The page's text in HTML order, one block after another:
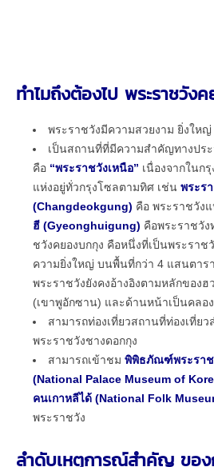
ทำไมถึงต้องไป พระราชวัง
พระราชวังมีความสวยงาม ยิ่งให
เป็นสถานที่ที่มีความสำคัญทางปร
คือ “พระราชวังเหนือ” เนื่องจากในก
แห่งอยู่ทั่วกรุงโซลตามทิศ เช่น พระร
(Changdeokgung) คือ พระราชวัง
ฮี (Gyeonghuigung) คือพระราชวั
ชวังคยองบกกุง คือหนึ่งที่เป็นพระราช
ความยิ่งใหญ่ บนพื้นที่กว่า 4 แสนตาร
พระราชวังยังคงอ้างอิงตามหลักของฮ
(เขาพูอักซาน) และด้านหน้าเป็นคลอง
สามารถท่องเที่ยวสถานที่ท่องเที่ย
พระราชวังชางดอกกุง
สามารถเข้าชม พิพิธภัณฑ์พระราช
(National Palace Museum of
คนเกาหลีได้ (National Folk
พระราชวัง
ลำดับเหตุการณ์สำคัญ ของ